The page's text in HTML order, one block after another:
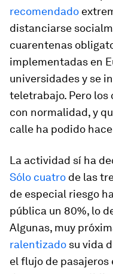
recomendado
distanciarse
cuarentenas
implementadas en
universidades y se
teletrabajo. Pero
con normalidad, y
calle ha podido
La actividad sí ha
Sólo cuatro de las
de especial riesgo
pública un 80%, lo
Algunas, muy
ralentizado su vida
el flujo de